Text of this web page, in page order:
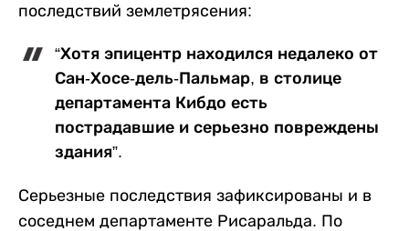
последствий землетрясения:
“Хотя эпицентр находился недалеко от
Сан-Хосе-дель-Пальмар, в столице
департамента Кибдо есть
пострадавшие и серьезно повреждены
здания”.
Серьезные последствия зафиксированы и в
соседнем департаменте Рисаральда. По